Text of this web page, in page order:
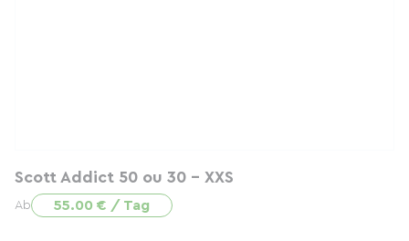
Scott Addict 50 ou 30 - XXS
Ab 55.00 € / Tag